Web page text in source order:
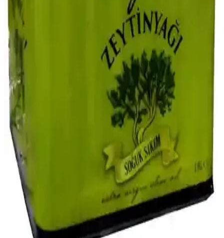
Sirken gübresi, organik ve doğal içeriklerle tarımda sürdürülebilirliği
destekleyen bir gübre türüdür. Toprak sağlığını koruyucu ve bitki
büyümesini teşvik edici özellikleriyle dikkat çeker.
Patlıcanın Kilo ve Verimlilik Analizi: Üretim
Faktörleri ve İpuçları
Patlıcanın ortalama 1-2 kg arası verim sağladığı, toprak, iklim ve
bakımın verimi etkilediği, doğru tekniklerle verimin artırılabileceği
anlatılıyor.
Bursa Et ve Balık Piyasası Güncel Fiyatlar ve
Analizleri 2023
Bursa'daki et ve balık fiyatları, mevsimsel ve ekonomik faktörlerle
sürekli değişiyor. Güncel raporlar, tüketici ve satıcıların piyasa
hareketlerini anlamasına yardımcı oluyor.
Ayvalık Zeytinyağı Fiyatları Güncel Durum ve
Piyasa Analizi Raporu
Ayvalık zeytinyağı fiyatları ve piyasa koşulları hakkında güncel
bilgiler, üretim faktörleri ve ekonomik etkilerle ilgili kapsamlı analiz